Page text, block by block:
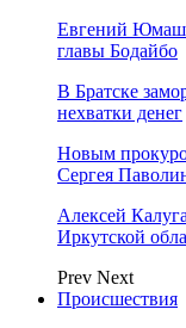
Евгений
главы Бодайбо
В Братске
нехватки денег
Новым
Сергея
Алексей
Иркутской
Prev Next
Происшествия